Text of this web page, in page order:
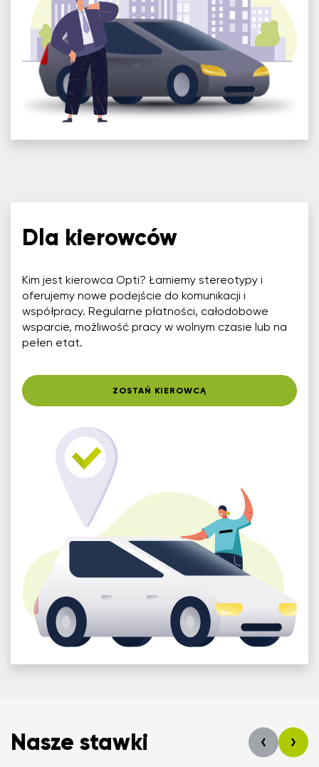
Dla kierowców
Kim jest kierowca Opti? Łamiemy stereotypy i
oferujemy nowe podejście do komunikacji i
współpracy. Regularne płatności, całodobowe
wsparcie, możliwość pracy w wolnym czasie lub na
pełen etat.
ZOSTAŃ KIEROWCĄ
Nasze stawki